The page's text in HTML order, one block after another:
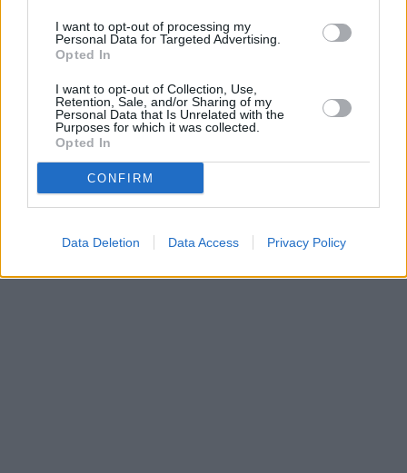
I want to opt-out of processing my
Personal Data for Targeted Advertising.
Opted In
I want to opt-out of Collection, Use,
Retention, Sale, and/or Sharing of my
Personal Data that Is Unrelated with the
Purposes for which it was collected.
Opted In
CONFIRM
Data Deletion Data Access Privacy Policy